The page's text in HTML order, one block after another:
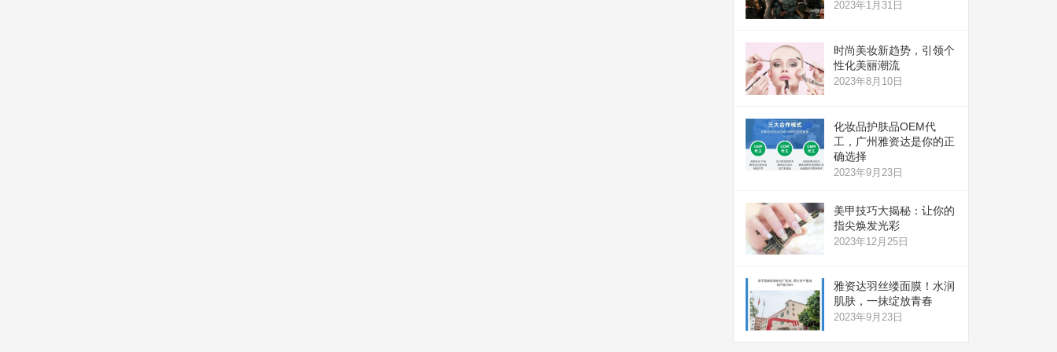
2023年1月31日
时尚美妆新趋势，引领个
性化美丽潮流
2023年8月10日
化妆品护肤品OEM代
工，广州雅资达是你的正
确选择
2023年9月23日
美甲技巧大揭秘：让你的
指尖焕发光彩
2023年12月25日
雅资达羽丝缕面膜！水润
肌肤，一抹绽放青春
2023年9月23日